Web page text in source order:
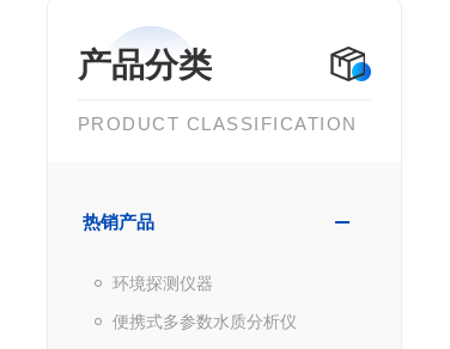
产品分类
PRODUCT CLASSIFICATION
热销产品
环境探测仪器
便携式多参数水质分析仪